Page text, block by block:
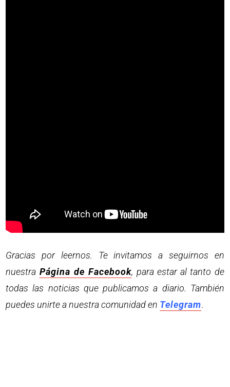
Gracias por leernos. Te invitamos a seguirnos en
nuestra Página de Facebook, para estar al tanto de
todas las noticias que publicamos a diario. También
puedes unirte a nuestra comunidad en Telegram.